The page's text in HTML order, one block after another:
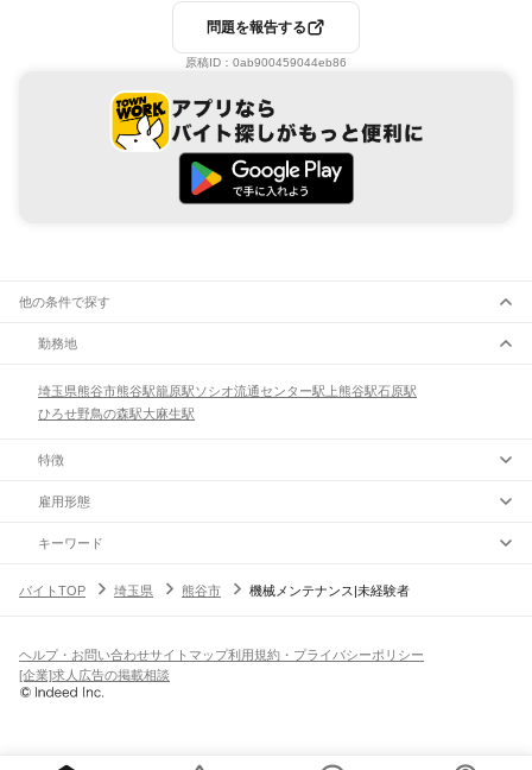
問題を報告する
原稿ID： 0ab900459044eb86
他の条件で探す
勤務地
埼玉県熊谷市熊谷駅籠原駅ソシオ流通センター駅 上熊谷駅石原駅
ひろせ野鳥の森駅大麻生駅
特徴
雇用形態
キーワード
バイトTOP 埼玉県 熊谷市 機械メンテナンス|未経験者
ヘルプ・お問い合わせサイトマップ利用規約・プライバシーポリシー
[企業]求人広告の掲載相談